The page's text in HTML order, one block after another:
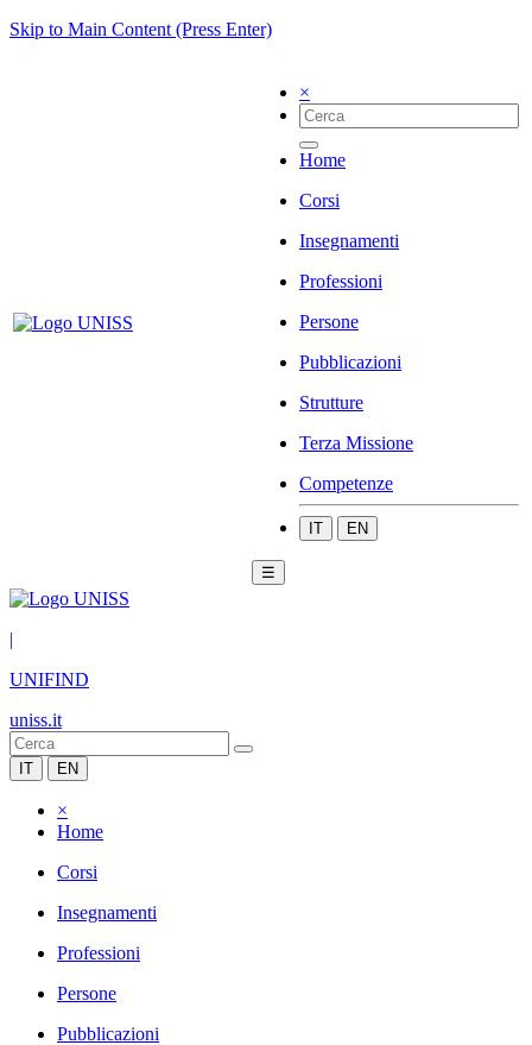
Skip to Main Content (Press Enter)
×
Home
Corsi
Insegnamenti
Professioni
Persone
Pubblicazioni
Strutture
Terza Missione
Competenze
IT EN
☰
|
UNIFIND
uniss.it
IT EN
×
Home
Corsi
Insegnamenti
Professioni
Persone
Pubblicazioni